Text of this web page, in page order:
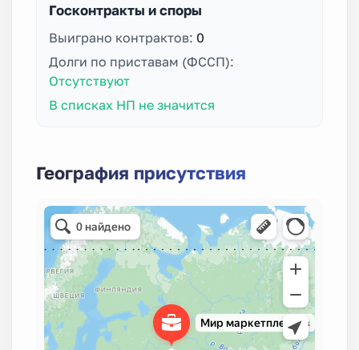
Госконтракты и споры
Выиграно контрактов: 0
Долги по приставам (ФССП):
Отсутствуют
В списках НП не значится
География присутствия